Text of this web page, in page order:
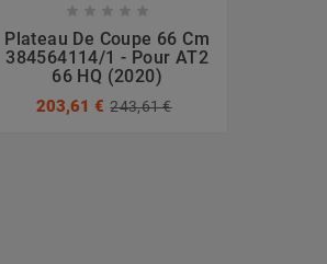
    
Plateau De Coupe 66 Cm
384564114/1 - Pour AT2
66 HQ (2020)
203,61 € 243,61 €